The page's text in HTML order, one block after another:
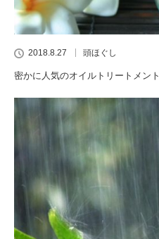
2018.8.27 頭ほぐし
密かに人気のオイルトリートメント